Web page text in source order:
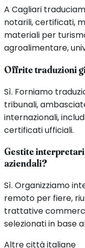
A Cagliari
notarili, certificati,
materiali per
agroalimentare,
Offrite traduzioni
Sì. Forniamo
tribunali,
internazionali,
certificati ufficiali.
Gestite
aziendali?
Sì. Organizziamo
remoto per fiere,
trattative
selezionati in base
Altre città italiane